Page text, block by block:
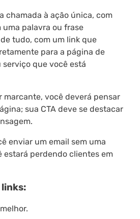
chamada à ação única, com
palavra ou frase
tudo, com um link que
para a página de
que você está
marcante, você deverá pensar
sua CTA deve se destacar
enviar um email sem uma
estará perdendo clientes em
links: